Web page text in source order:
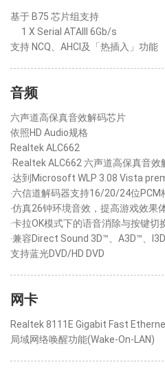
基于 B75 芯片组支持
1 X Serial ATAIII 6Gb/s
支持 NCQ、AHCI及「热插入」功能
音频
六声道高保真音效解码芯片
依照HD Audio规格
Realtek ALC662
‧Realtek ALC662 六声道高保真音效
‧达到Microsoft WLP 3.08 Vista
‧六信道解码器支持16/20/24位PCM
‧仿真26钟环境音效，提高游戏效果
‧卡拉OK模式下的语音消除与按键切
‧兼容Direct Sound 3D™、A3D™、
支持蓝光DVD/HD DVD
网卡
Realtek 8111E Gigabit Fast
局域网络唤醒功能(Wake-On-LAN)